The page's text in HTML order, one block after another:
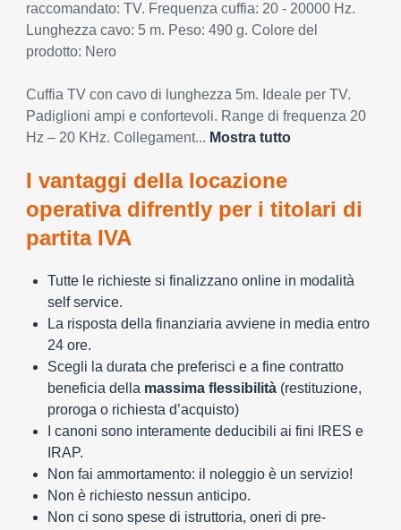
raccomandato: TV. Frequenza cuffia: 20 - 20000 Hz.
Lunghezza cavo: 5 m. Peso: 490 g. Colore del
prodotto: Nero
Cuffia TV con cavo di lunghezza 5m. Ideale per TV.
Padiglioni ampi e confortevoli. Range di frequenza 20
Hz – 20 KHz. Collegament... Mostra tutto
I vantaggi della locazione
operativa difrently per i titolari di
partita IVA
Tutte le richieste si finalizzano online in modalità
self service.
La risposta della finanziaria avviene in media entro
24 ore.
Scegli la durata che preferisci e a fine contratto
beneficia della massima flessibilità (restituzione,
proroga o richiesta d’acquisto)
I canoni sono interamente deducibili ai fini IRES e
IRAP.
Non fai ammortamento: il noleggio è un servizio!
Non è richiesto nessun anticipo.
Non ci sono spese di istruttoria, oneri di pre-